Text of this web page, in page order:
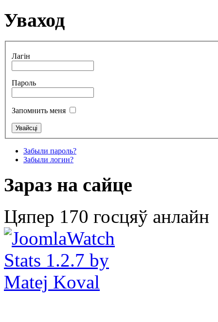
Уваход
Лагін
Пароль
Запомнить меня
Забыли пароль?
Забыли логин?
Зараз на сайце
Цяпер 170 госцяў анлайн